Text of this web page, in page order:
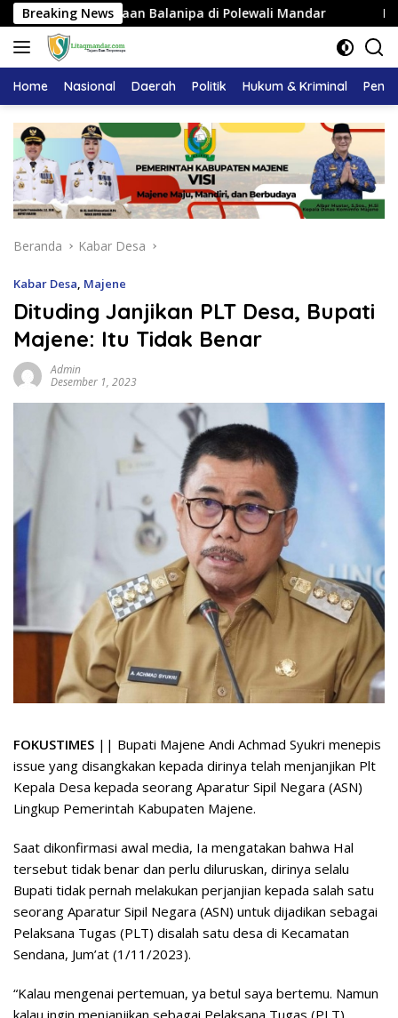
Langsung
ke
konten
Breaking News
Kerajaan Balanipa di Polewali Mandar Pemkab
Home Nasional Daerah Politik Hukum & Kriminal
Beranda Kabar Desa
Kabar Desa, Majene
Dituding Janjikan PLT Desa, Bupati
Majene: Itu Tidak Benar
Admin
Desember 1, 2023
FOKUSTIMES || Bupati Majene Andi Achmad Syukri menepis
issue yang disangkakan kepada dirinya telah menjanjikan Plt
Kepala Desa kepada seorang Aparatur Sipil Negara (ASN)
Lingkup Pemerintah Kabupaten Majene.
Saat dikonfirmasi awal media, Ia mengatakan bahwa Hal
tersebut tidak benar dan perlu diluruskan, dirinya selalu
Bupati tidak pernah melakukan perjanjian kepada salah satu
seorang Aparatur Sipil Negara (ASN) untuk dijadikan sebagai
Pelaksana Tugas (PLT) disalah satu desa di Kecamatan
Sendana, Jum’at (1/11/2023).
“Kalau mengenai pertemuan, ya betul saya bertemu. Namun